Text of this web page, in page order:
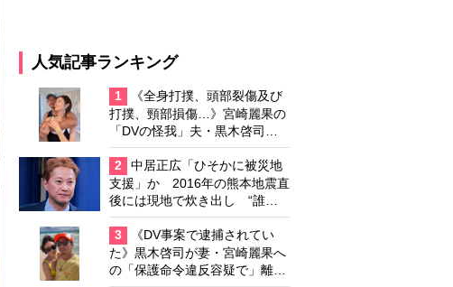
人気記事ランキング
1
《全身打撲、頭部裂傷及び
打撲、頸部損傷…》宮崎麗果の
「DVの怪我」夫・黒木啓司の
逮捕で始まる「夫婦の闘争」
2
中居正広「ひそかに被災地
支援」か 2016年の熊本地震直
後には現地で炊き出し “誰に
も知られなくて良い”と、むし
ろ強まる福祉活動への思い
3
《DV事案で逮捕されてい
た》黒木啓司が妻・宮崎麗果へ
の「保護命令違反容疑で」離婚